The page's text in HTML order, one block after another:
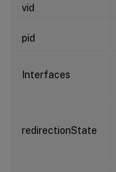
vid
pid
Interfaces
redirectionState